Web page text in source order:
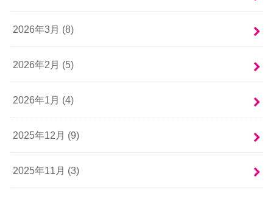
2026年3月 (8)
2026年2月 (5)
2026年1月 (4)
2025年12月 (9)
2025年11月 (3)